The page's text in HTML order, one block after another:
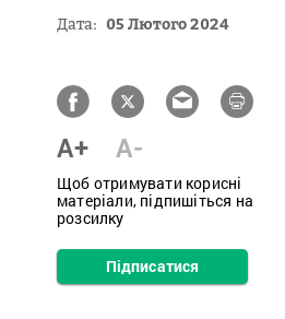
Дата: 05 Лютого 2024
A+ A-
Щоб отримувати корисні
матеріали, підпишіться на
розсилку
Підписатися